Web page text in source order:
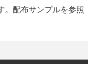
。配布サンプルを参照